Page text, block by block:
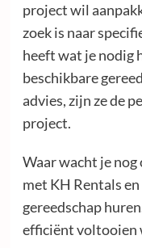
project wil
zoek is naar
heeft wat je nodig
beschikbare
advies, zijn ze de
project.
Waar wacht je
met KH Rentals
gereedschap
efficiënt voltooien